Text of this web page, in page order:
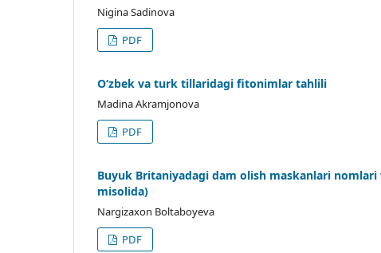
Nigina Sadinova
PDF
O‘zbek va turk tillaridagi fitonimlar tahlili
Madina Akramjonova
PDF
Buyuk Britaniyadagi dam olish maskanlari
misolida)
Nargizaxon Boltaboyeva
PDF